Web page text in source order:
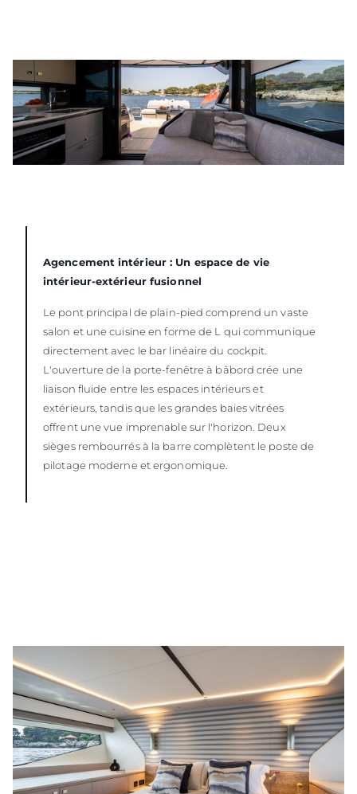
Agencement intérieur : Un espace de vie
intérieur-extérieur fusionnel
Le pont principal de plain-pied comprend un vaste
salon et une cuisine en forme de L qui communique
directement avec le bar linéaire du cockpit.
L'ouverture de la porte-fenêtre à bâbord crée une
liaison fluide entre les espaces intérieurs et
extérieurs, tandis que les grandes baies vitrées
offrent une vue imprenable sur l'horizon. Deux
sièges rembourrés à la barre complètent le poste de
pilotage moderne et ergonomique.